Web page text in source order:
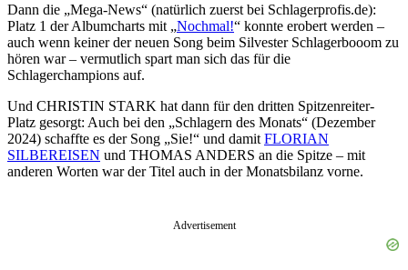
Dann die „Mega-News“ (natürlich zuerst bei Schlagerprofis.de):
Platz 1 der Albumcharts mit „Nochmal!“ konnte erobert werden –
auch wenn keiner der neuen Song beim Silvester Schlagerbooom zu
hören war – vermutlich spart man sich das für die
Schlagerchampions auf.
Und CHRISTIN STARK hat dann für den dritten Spitzenreiter-
Platz gesorgt: Auch bei den „Schlagern des Monats“ (Dezember
2024) schaffte es der Song „Sie!“ und damit FLORIAN
SILBEREISEN und THOMAS ANDERS an die Spitze – mit
anderen Worten war der Titel auch in der Monatsbilanz vorne.
Advertisement